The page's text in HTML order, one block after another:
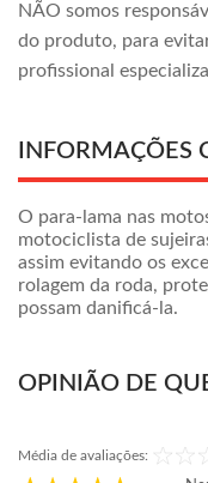
NÃO somos
do produto, para
profissional
INFORMAÇÕES
O para-lama nas
motociclista de
assim evitando os
rolagem da roda,
possam danificá-la.
OPINIÃO DE
Média de avaliações: